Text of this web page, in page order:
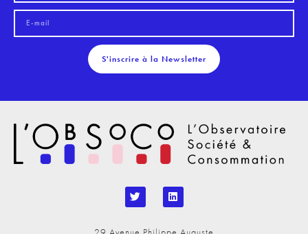
S'inscrire à la Newsletter